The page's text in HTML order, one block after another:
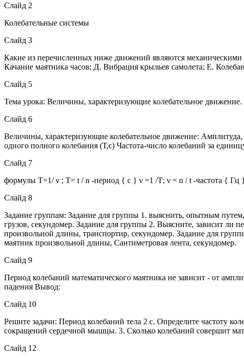
Слайд 2
Колебательные системы
Слайд 3
Какие из перечисленных ниже движений являются
Качание маятника часов; Д. Вибрация крыльев самолета; Е.
Слайд 5
Тема урока: Величины, характеризующие колебательное движение.
Слайд 6
Величины, характеризующие колебательное движение:
одного полного колебания (Т,с) Частота-число колебаний за
Слайд 7
формулы Т=1/ ν ; Т= t / n -период { с } ν =1 /Т; ν = n / t -частота {
Слайд 8
Задание группам: Задание для группы 1. выяснить, опытным
грузов, секундомер. Задание для группы 2. Выясните, зависит ли
произвольной длины, транспортир, секундомер. Задание для
маятник произвольной длины, Сантиметровая лента, секундомер.
Слайд 9
Период колебаний математического маятника не зависит - от
падения Вывод:
Слайд 10
Решите задачи: Период колебаний тела 2 с. Определите частоту
сокращений сердечной мышцы. 3. Сколько колебаний совершит
Слайд 12